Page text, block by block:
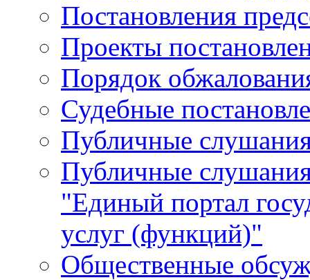
Постановления
Проекты
Порядок
Судебные
Публичные
Публичные
"Единый портал
услуг (функций)"
Общественные